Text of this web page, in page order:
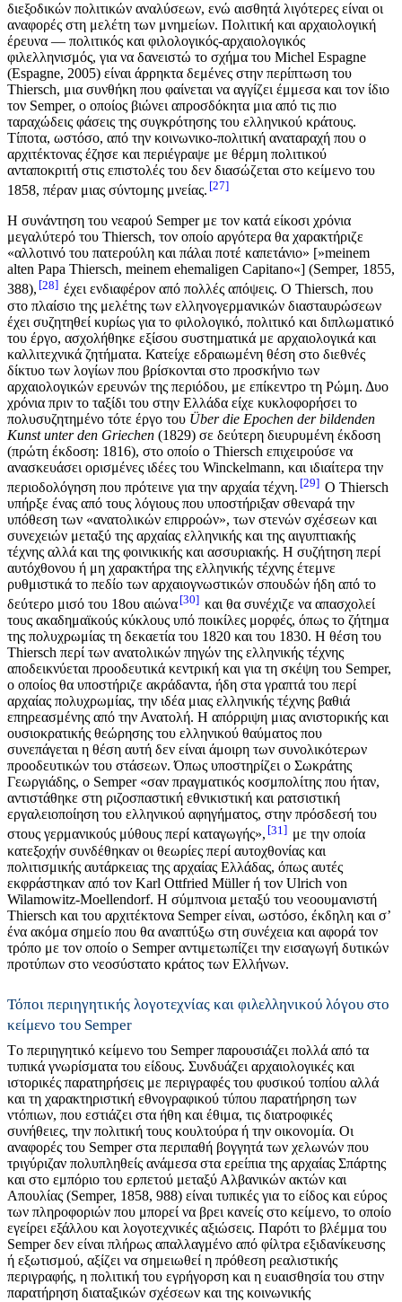
διεξοδικών πολιτικών αναλύσεων, ενώ αισθητά λιγότερες είναι οι
αναφορές στη μελέτη των μνημείων. Πολιτική και αρχαιολογική
έρευνα — πολιτικός και φιλολογικός-αρχαιολογικός
φιλελληνισμός, για να δανειστώ το σχήμα του Michel Espagne
(Espagne, 2005) είναι άρρηκτα δεμένες στην περίπτωση του
Τhiersch, μια συνθήκη που φαίνεται να αγγίζει έμμεσα και τον ίδιο
τον Semper, ο οποίος βιώνει απροσδόκητα μια από τις πιο
ταραχώδεις φάσεις της συγκρότησης του ελληνικού κράτους.
Τίποτα, ωστόσο, από την κοινωνικο-πολιτική αναταραχή που ο
αρχιτέκτονας έζησε και περιέγραψε με θέρμη πολιτικού
ανταποκριτή στις επιστολές του δεν διασώζεται στο κείμενο του
1858, πέραν μιας σύντομης μνείας. 27
Η συνάντηση του νεαρού Semper με τον κατά είκοσι χρόνια
μεγαλύτερό του Thiersch, τον οποίο αργότερα θα χαρακτήριζε
«αλλοτινό του πατερούλη και πάλαι ποτέ καπετάνιο» [»meinem
alten Papa Thiersch, meinem ehemaligen Capitano«] (Semper, 1855,
388), 28
έχει ενδιαφέρον από πολλές απόψεις. Ο Thiersch, που
στο πλαίσιο της μελέτης των ελληνογερμανικών διασταυρώσεων
έχει συζητηθεί κυρίως για το φιλολογικό, πολιτικό και διπλωματικό
του έργο, ασχολήθηκε εξίσου συστηματικά με αρχαιολογικά και
καλλιτεχνικά ζητήματα. Κατείχε εδραιωμένη θέση στο διεθνές
δίκτυο των λογίων που βρίσκονται στο προσκήνιο των
αρχαιολογικών ερευνών της περιόδου, με επίκεντρο τη Ρώμη. Δυο
χρόνια πριν το ταξίδι του στην Ελλάδα είχε κυκλοφορήσει το
πολυσυζητημένο τότε έργο του Über die Epochen der bildenden
Kunst unter den Griechen (1829) σε δεύτερη διευρυμένη έκδοση
(πρώτη έκδοση: 1816), στο οποίο ο Thiersch επιχειρούσε να
ανασκευάσει ορισμένες ιδέες του Winckelmann, και ιδιαίτερα την
περιοδολόγηση που πρότεινε για την αρχαία τέχνη. 29
Ο Thiersch
υπήρξε ένας από τους λόγιους που υποστήριξαν σθεναρά την
υπόθεση των «ανατολικών επιρροών», των στενών σχέσεων και
συνεχειών μεταξύ της αρχαίας ελληνικής και της αιγυπτιακής
τέχνης αλλά και της φοινικικής και ασσυριακής. Η συζήτηση περί
αυτόχθονου ή μη χαρακτήρα της ελληνικής τέχνης έτεμνε
ρυθμιστικά το πεδίο των αρχαιογνωστικών σπουδών ήδη από το
δεύτερο μισό του 18ου αιώνα 30
και θα συνέχιζε να απασχολεί
τους ακαδημαϊκούς κύκλους υπό ποικίλες μορφές, όπως το ζήτημα
της πολυχρωμίας τη δεκαετία του 1820 και του 1830. Η θέση του
Thiersch περί των ανατολικών πηγών της ελληνικής τέχνης
αποδεικνύεται προοδευτικά κεντρική και για τη σκέψη του Semper,
ο οποίος θα υποστήριζε ακράδαντα, ήδη στα γραπτά του περί
αρχαίας πολυχρωμίας, την ιδέα μιας ελληνικής τέχνης βαθιά
επηρεασμένης από την Ανατολή. Η απόρριψη μιας ανιστορικής και
ουσιοκρατικής θεώρησης του ελληνικού θαύματος που
συνεπάγεται η θέση αυτή δεν είναι άμοιρη των συνολικότερων
προοδευτικών του στάσεων. Όπως υποστηρίζει ο Σωκράτης
Γεωργιάδης, ο Semper «σαν πραγματικός κοσμπολίτης που ήταν,
αντιστάθηκε στη ριζοσπαστική εθνικιστική και ρατσιστική
εργαλειοποίηση του ελληνικού αφηγήματος, στην πρόσδεσή του
στους γερμανικούς μύθους περί καταγωγής», 31
με την οποία
κατεξοχήν συνδέθηκαν οι θεωρίες περί αυτοχθονίας και
πολιτισμικής αυτάρκειας της αρχαίας Ελλάδας, όπως αυτές
εκφράστηκαν από τον Karl Ottfried Müller ή τον Ulrich von
Wilamowitz-Moellendorf. Η σύμπνοια μεταξύ του νεοουμανιστή
Thiersch και του αρχιτέκτονα Semper είναι, ωστόσο, έκδηλη και σ’
ένα ακόμα σημείο που θα αναπτύξω στη συνέχεια και αφορά τον
τρόπο με τον οποίο ο Semper αντιμετωπίζει την εισαγωγή δυτικών
προτύπων στο νεοσύστατο κράτος των Ελλήνων.
Τόποι περιηγητικής λογοτεχνίας και φιλελληνικού λόγου στο
κείμενο του Semper
Tο περιηγητικό κείμενο του Semper παρουσιάζει πολλά από τα
τυπικά γνωρίσματα του είδους. Συνδυάζει αρχαιολογικές και
ιστορικές παρατηρήσεις με περιγραφές του φυσικού τοπίου αλλά
και τη χαρακτηριστική εθνογραφικού τύπου παρατήρηση των
ντόπιων, που εστιάζει στα ήθη και έθιμα, τις διατροφικές
συνήθειες, την πολιτική τους κουλτούρα ή την οικονομία. Οι
αναφορές του Semper στα περιπαθή βογγητά των χελωνών που
τριγύριζαν πολυπληθείς ανάμεσα στα ερείπια της αρχαίας Σπάρτης
και στο εμπόριο του ερπετού μεταξύ Αλβανικών ακτών και
Απουλίας (Semper, 1858, 988) είναι τυπικές για το είδος και εύρος
των πληροφοριών που μπορεί να βρει κανείς στο κείμενο, το οποίο
εγείρει εξάλλου και λογοτεχνικές αξιώσεις. Παρότι το βλέμμα του
Semper δεν είναι πλήρως απαλλαγμένο από φίλτρα εξιδανίκευσης
ή εξωτισμού, αξίζει να σημειωθεί η πρόθεση ρεαλιστικής
περιγραφής, η πολιτική του εγρήγορση και η ευαισθησία του στην
παρατήρηση διαταξικών σχέσεων και της κοινωνικής